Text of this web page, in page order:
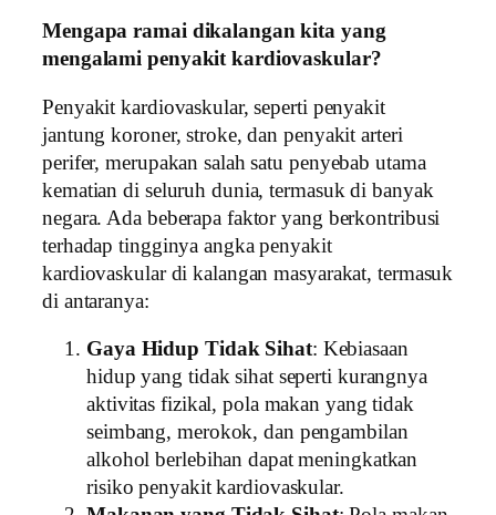
Mengapa ramai dikalangan kita yang
mengalami penyakit kardiovaskular?
Penyakit kardiovaskular, seperti penyakit
jantung koroner, stroke, dan penyakit arteri
perifer, merupakan salah satu penyebab utama
kematian di seluruh dunia, termasuk di banyak
negara. Ada beberapa faktor yang berkontribusi
terhadap tingginya angka penyakit
kardiovaskular di kalangan masyarakat, termasuk
di antaranya:
Gaya Hidup Tidak Sihat: Kebiasaan
hidup yang tidak sihat seperti kurangnya
aktivitas fizikal, pola makan yang tidak
seimbang, merokok, dan pengambilan
alkohol berlebihan dapat meningkatkan
risiko penyakit kardiovaskular.